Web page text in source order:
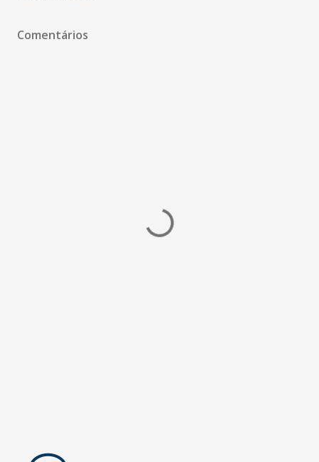
Comentários